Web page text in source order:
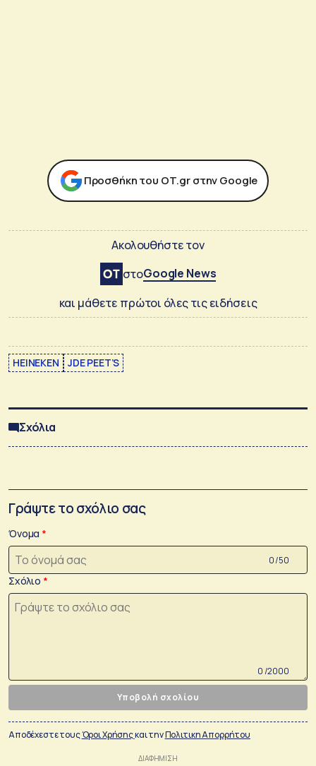
Προσθήκη του ΟΤ.gr στην Google
Ακολουθήστε τον
στοGoogle News
και μάθετε πρώτοι όλες τις ειδήσεις
HEINEKEN JDE PEET’S
Σχόλια
Γράψτε το σχόλιο σας
Όνομα
0 /50
Σχόλιο
0 /2000
Υποβολή σχολίου
Αποδέχεστε τουςΌροι Χρήσηςκαι τηνΠολιτικη Απορρήτου